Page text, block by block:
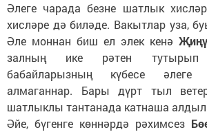
Әлеге чарада безне шатлык
хисләре дә биләде. Вакытлар уза,
Әле моннан биш ел элек кенә
залның ике рәтен тутырып
бабайларызның күбесе әлеге
алмаганнар. Бары дүрт тыл
шатлыклы тантанада катнаша
Әйе, бүгенге көннәрдә рәхимсез